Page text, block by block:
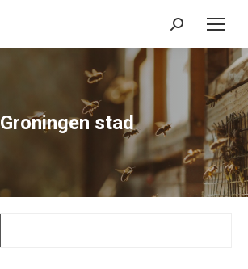
Zoeken:
Groningen stad